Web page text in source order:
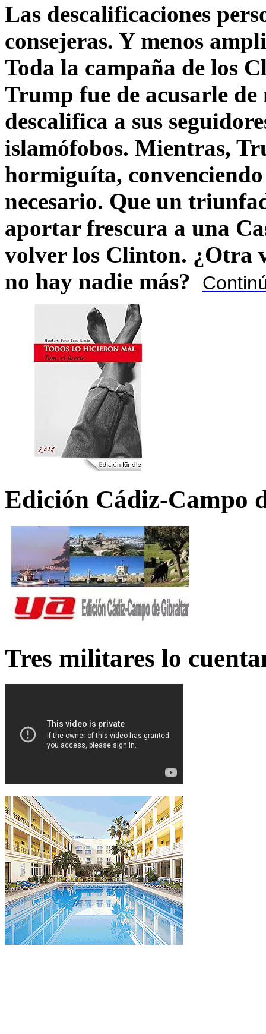
Las descalificaciones
consejeras. Y menos
Toda la campaña de los
Trump fue de acusarle
descalifica a sus
islamófobos. Mientras,
hormiguíta,
necesario. Que un
aportar frescura a una
volver los Clinton. ¿Otra
no hay nadie más?
Edición Cádiz-Campo
Tres militares lo